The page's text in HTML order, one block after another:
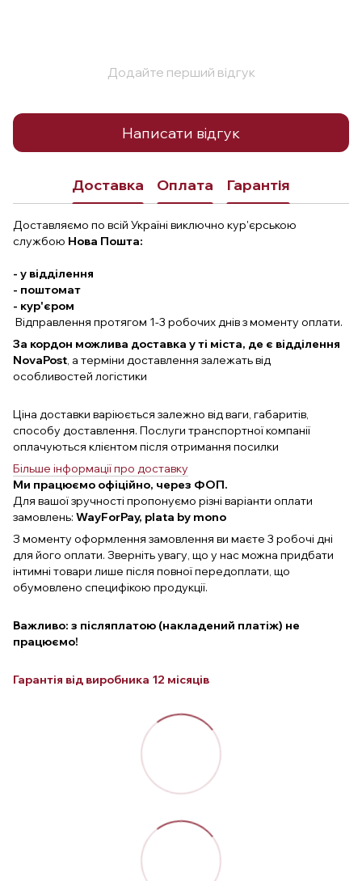
Додайте перший відгук
Написати відгук
Доставка Оплата Гарантія
Доставляємо по всій Україні виключно кур'єрською
службою Нова Пошта:
- у відділення
- поштомат
- кур'єром
Відправлення протягом 1-3 робочих днів з моменту оплати.
За кордон можлива доставка у ті міста, де є відділення
NovaPost, а терміни доставлення залежать від
особливостей логістики
Ціна доставки варіюється залежно від ваги, габаритів,
способу доставлення. Послуги транспортної компанії
оплачуються клієнтом після отримання посилки
Більше інформації про доставку
Ми працюємо офіційно, через ФОП.
Для вашої зручності пропонуємо різні варіанти оплати
замовлень: WayForPay, plata by mono
З моменту оформлення замовлення ви маєте 3 робочі дні
для його оплати. Зверніть увагу, що у нас можна придбати
інтимні товари лише після повної передоплати, що
обумовлено специфікою продукції.
Важливо: з післяплатою (накладений платіж) не
працюємо!
Гарантія від виробника 12 місяців